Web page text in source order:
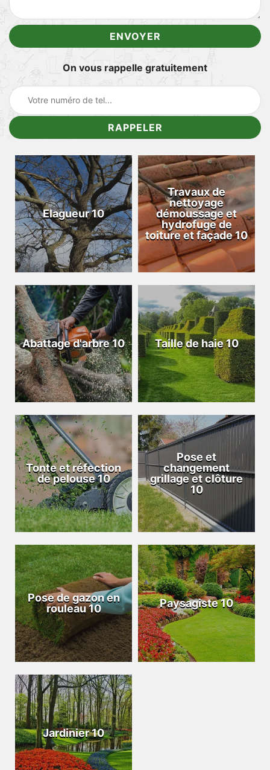
On vous rappelle gratuitement
Elagueur 10
Travaux de
nettoyage
démoussage et
hydrofuge de
toiture et façade 10
Abattage d'arbre 10 Taille de haie 10
Tonte et réfection
de pelouse 10
Pose et
changement
grillage et clôture
10
Pose de gazon en
rouleau 10
Paysagiste 10
Jardinier 10